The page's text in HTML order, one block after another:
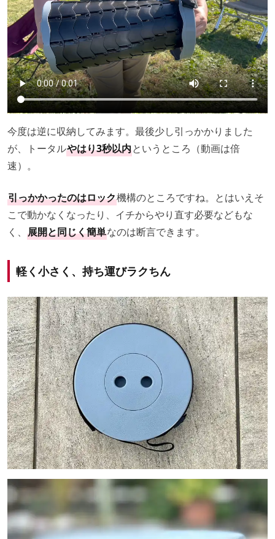
今度は逆に収納してみます。最後少し引っかかりました
が、トータルやはり3秒以内というところ（動画は倍
速）。
引っかかったのはロック機構のところですね。とはいえそ
こで動かなくなったり、イチからやり直す必要などもな
く、 展開と同じく簡単なのは断言できます。
軽く小さく、持ち運びラクちん